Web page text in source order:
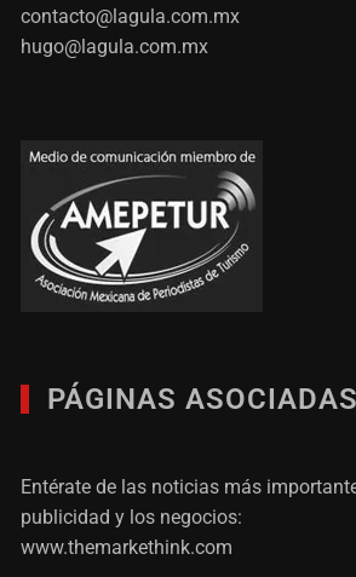
contacto@lagula.com.mx
hugo@lagula.com.mx
PÁGINAS ASOCIADAS
Entérate de las noticias más
publicidad y los negocios:
www.themarkethink.com